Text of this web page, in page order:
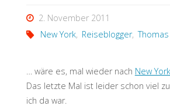
2. November 2011
New York, Reiseblogger,
… wäre es, mal wieder nach New York
Das letzte Mal ist leider schon viel
ich da war.